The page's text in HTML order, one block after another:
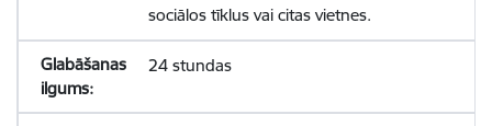
sociālos tīklus vai citas vietnes.
24 stundas